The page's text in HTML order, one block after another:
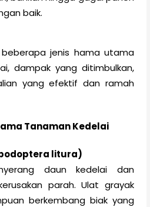
baik.
jenis hama utama
dampak yang ditimbulkan,
yang efektif dan ramah
Tanaman Kedelai
litura)
daun kedelai dan
parah. Ulat grayak
berkembang biak yang